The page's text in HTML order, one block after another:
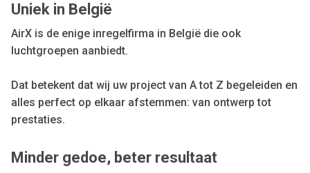
Uniek in België
AirX is de enige inregelfirma in België die ook
luchtgroepen aanbiedt.
Dat betekent dat wij uw project van A tot Z begeleiden en
alles perfect op elkaar afstemmen: van ontwerp tot
prestaties.
Minder gedoe, beter resultaat